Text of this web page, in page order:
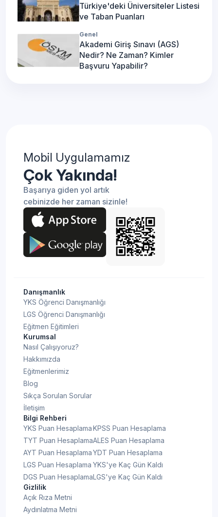
Türkiye'deki Üniversiteler Listesi
ve Taban Puanları
Genel
Akademi Giriş Sınavı (AGS)
Nedir? Ne Zaman? Kimler
Başvuru Yapabilir?
Mobil Uygulamamız
Çok Yakında!
Başarıya giden yol artık
cebinizde her zaman sizinle!
Danışmanlık
YKS Öğrenci Danışmanlığı
LGS Öğrenci Danışmanlığı
Eğitmen Eğitimleri
Kurumsal
Nasıl Çalışıyoruz?
Hakkımızda
Eğitmenlerimiz
Blog
Sıkça Sorulan Sorular
İletişim
Bilgi Rehberi
YKS Puan Hesaplama
TYT Puan Hesaplama
AYT Puan Hesaplama
LGS Puan Hesaplama
DGS Puan Hesaplama
KPSS Puan Hesaplama
ALES Puan Hesaplama
YDT Puan Hesaplama
YKS'ye Kaç Gün Kaldı
LGS'ye Kaç Gün Kaldı
Gizlilik
Açık Rıza Metni
Aydınlatma Metni